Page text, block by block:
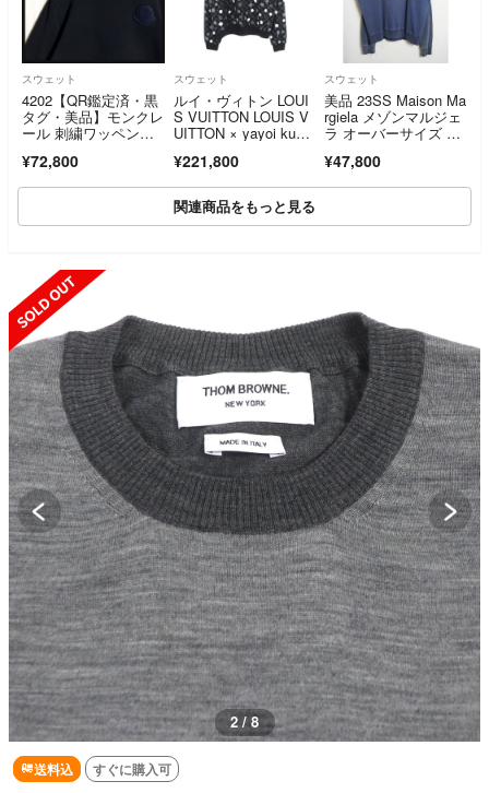
スウェット
4202【QR鑑定済・黒
タグ・美品】モンクレ
ール 刺繍ワッペンロ
¥72,800
スウェット
ルイ・ヴィトン LOUI
S VUITTON LOUIS V
UITTON × yayoi kusa
ト スウェット 衣料
品 トップス コット
ン グレー メンズ ブラ
ック系 / グレー系 / ホ
ワイト系 RM231H IH
¥221,800
スウェット
美品 23SS Maison Ma
rgiela メゾンマルジェ
ラ オーバーサイズ オ
ェット 4994Q♪
¥47,800
関連商品をもっと見る
2 / 8
送料込 すぐに購入可